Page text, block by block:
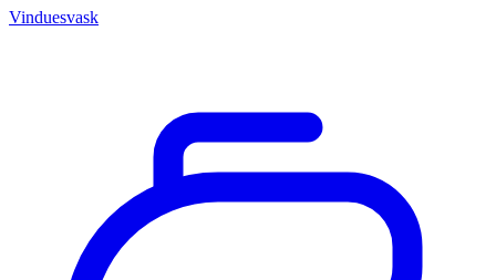
Vinduesvask